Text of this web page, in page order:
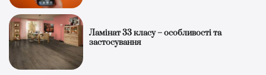
Ламінат 33 класу – особливості та
застосування